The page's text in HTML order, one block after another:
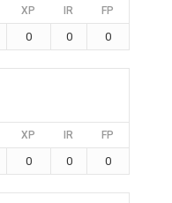
XP IR FP
0 0 0
XP IR FP
0 0 0